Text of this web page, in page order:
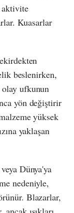
aktivite
Kuasarlar
beslenirken,
olay ufkunun
yön değiştirir
yüksek
yaklaşan
Dünya'ya
nedeniyle,
Blazarlar,